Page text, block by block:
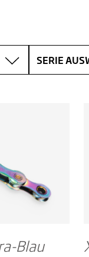
SERIE
Blau